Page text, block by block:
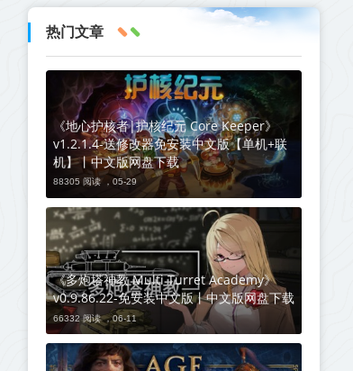
热门文章
《地心护核者|护核纪元 Core Keeper》
v1.2.1.4-送修改器免安装中文版【单机+联
机】丨中文版网盘下载
88305 阅读 ， 05-29
《多炮塔神教 Multi Turret Academy》
v0.9.86.22-免安装中文版丨中文版网盘下载
66332 阅读 ，06-11